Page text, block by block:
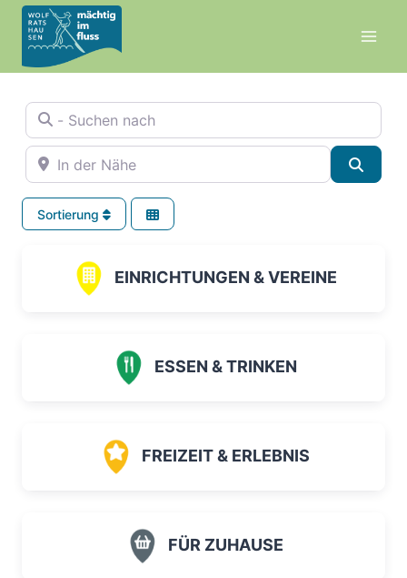
Zum
Inhalt
springen
- Suchen nach
In der Nähe
Sortierung
EINRICHTUNGEN & VEREINE
ESSEN & TRINKEN
FREIZEIT & ERLEBNIS
FÜR ZUHAUSE